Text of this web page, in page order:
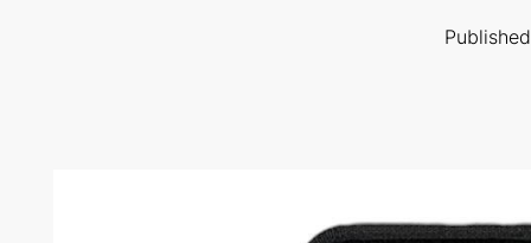
Published